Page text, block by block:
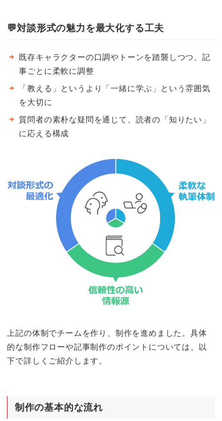
💬対談形式の魅力を最大化する工夫
既存キャラクターの口調やトーンを踏襲しつつ、記
事ごとに柔軟に調整
「教える」というより「一緒に学ぶ」という雰囲気
を大切に
質問者の素朴な疑問を通じて、読者の「知りたい」
に応える構成
上記の体制でチームを作り、制作を進めました。具体
的な制作フローや記事制作のポイントについては、以
下で詳しくご紹介します。
制作の基本的な流れ